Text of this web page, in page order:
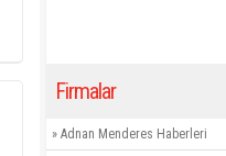
Firmalar
» Adnan Menderes Haberleri